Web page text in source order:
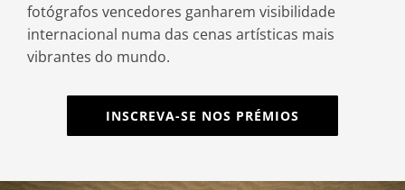
fotógrafos vencedores ganharem visibilidade
internacional numa das cenas artísticas mais
vibrantes do mundo.
INSCREVA-SE NOS PRÉMIOS